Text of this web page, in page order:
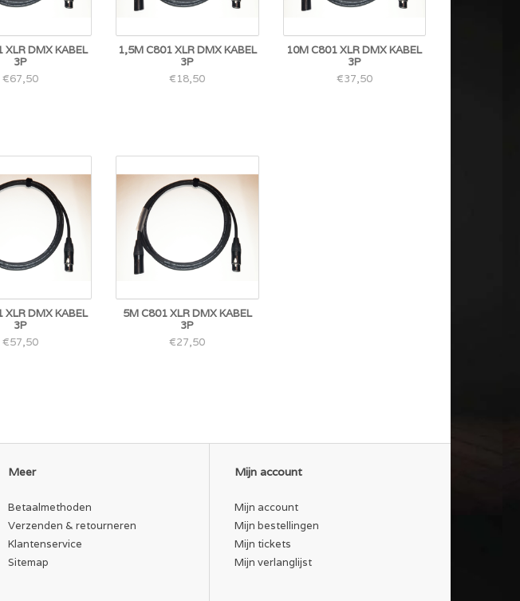
XLR DMX KABEL
3P
€67,50
1,5M C801 XLR DMX KABEL
3P
€18,50
10M C801 XLR DMX KABEL
3P
€37,50
XLR DMX KABEL
3P
€57,50
5M C801 XLR DMX KABEL
3P
€27,50
Meer
Betaalmethoden
Verzenden & retourneren
Klantenservice
Sitemap
Mijn account
Mijn account
Mijn bestellingen
Mijn tickets
Mijn verlanglijst